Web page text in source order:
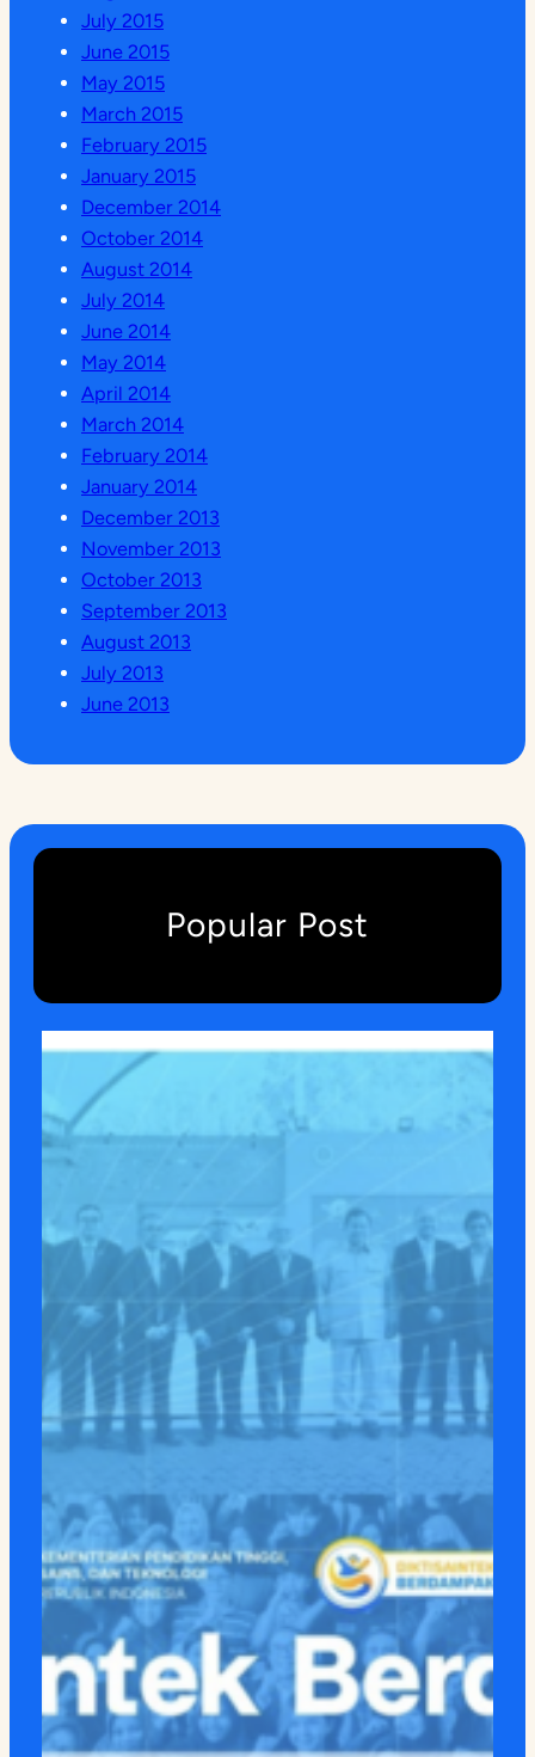
July 2015
June 2015
May 2015
March 2015
February 2015
January 2015
December 2014
October 2014
August 2014
July 2014
June 2014
May 2014
April 2014
March 2014
February 2014
January 2014
December 2013
November 2013
October 2013
September 2013
August 2013
July 2013
June 2013
Popular Post